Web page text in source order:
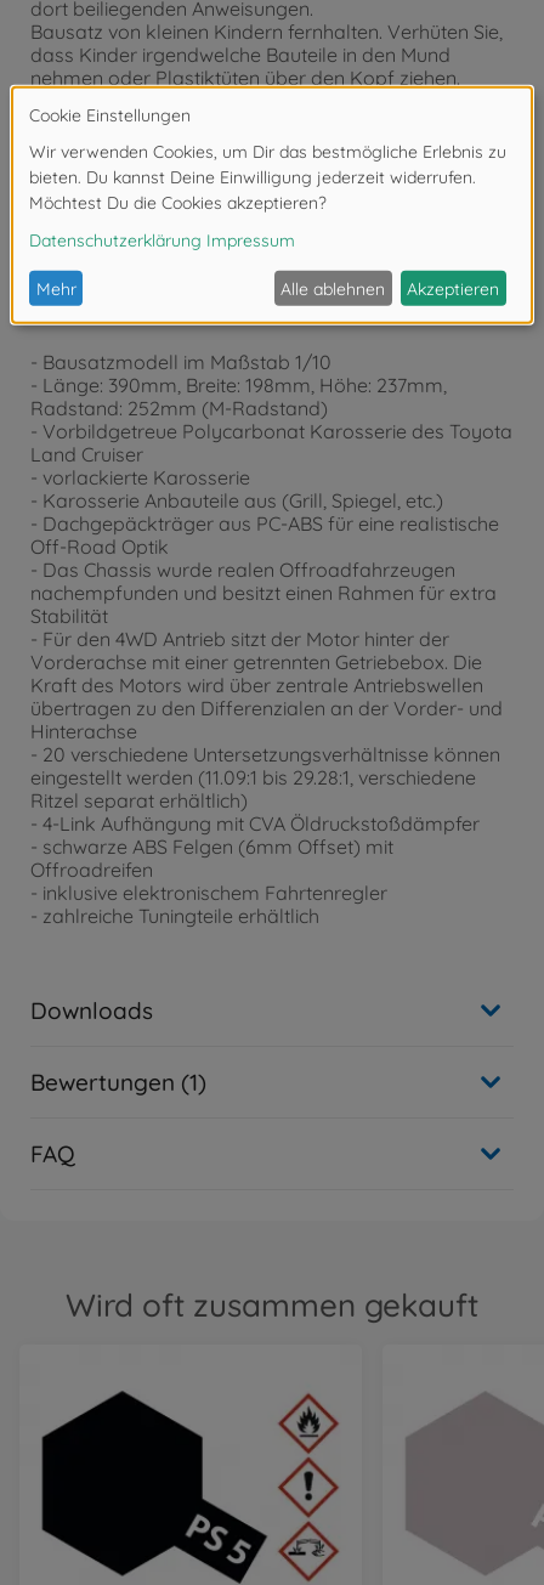
dort beiliegenden Anweisungen.
Bausatz von kleinen Kindern fernhalten. Verhüten Sie,
dass Kinder irgendwelche Bauteile in den Mund
nehmen oder Plastiktüten über den Kopf ziehen.
Achtung! Nicht für Kinder unter 14 Jahren geeignet.
Produktdetails
- Bausatzmodell im Maßstab 1/10
- Länge: 390mm, Breite: 198mm, Höhe: 237mm,
Radstand: 252mm (M-Radstand)
- Vorbildgetreue Polycarbonat Karosserie des Toyota
Land Cruiser
- vorlackierte Karosserie
- Karosserie Anbauteile aus (Grill, Spiegel, etc.)
- Dachgepäckträger aus PC-ABS für eine realistische
Off-Road Optik
- Das Chassis wurde realen Offroadfahrzeugen
nachempfunden und besitzt einen Rahmen für extra
Stabilität
- Für den 4WD Antrieb sitzt der Motor hinter der
Vorderachse mit einer getrennten Getriebebox. Die
Kraft des Motors wird über zentrale Antriebswellen
übertragen zu den Differenzialen an der Vorder- und
Hinterachse
- 20 verschiedene Untersetzungsverhältnisse können
eingestellt werden (11.09:1 bis 29.28:1, verschiedene
Ritzel separat erhältlich)
- 4-Link Aufhängung mit CVA Öldruckstoßdämpfer
- schwarze ABS Felgen (6mm Offset) mit
Offroadreifen
- inklusive elektronischem Fahrtenregler
- zahlreiche Tuningteile erhältlich
Downloads
Bewertungen (1)
FAQ
Wird oft zusammen gekauft